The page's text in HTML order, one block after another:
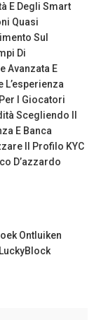
E Degli Smart
Quasi
Sul
Di
Avanzata E
I Giocatori
Scegliendo Il
E Banca
Il Profilo KYC
D’azzardo
Ontluiken